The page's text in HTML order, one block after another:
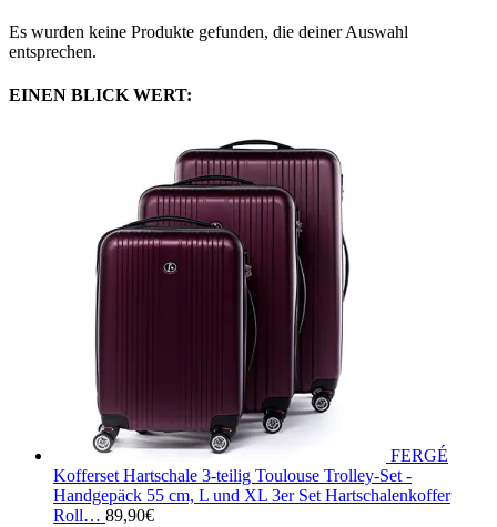
Es wurden keine Produkte gefunden, die deiner Auswahl
entsprechen.
EINEN BLICK WERT:
FERGÉ
Kofferset Hartschale 3-teilig Toulouse Trolley-Set -
Handgepäck 55 cm, L und XL 3er Set Hartschalenkoffer
Roll… 89,90€